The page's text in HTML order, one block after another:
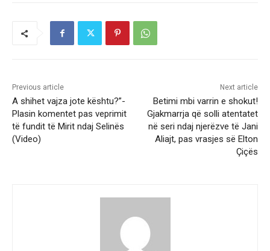
Previous article
A shihet vajza jote kështu?”-
Plasin komentet pas veprimit
të fundit të Mirit ndaj Selinës
(Video)
Next article
Betimi mbi varrin e shokut!
Gjakmarrja që solli atentatet
në seri ndaj njerëzve të Jani
Aliajt, pas vrasjes së Elton
Çiçës